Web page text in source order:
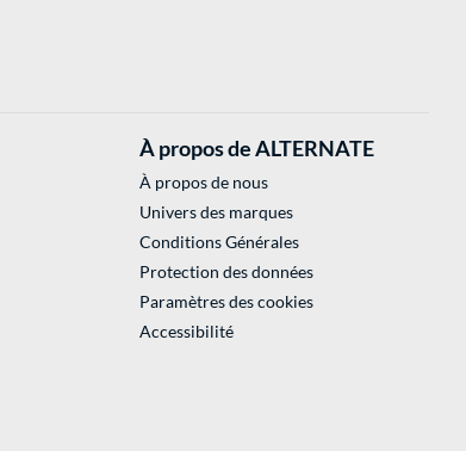
À propos de ALTERNATE
À propos de nous
Univers des marques
Conditions Générales
Protection des données
Paramètres des cookies
Accessibilité